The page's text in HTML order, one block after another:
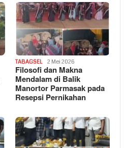
TABAGSEL 2 Mei 2026
Filosofi dan Makna
Mendalam di Balik
Manortor Parmasak pada
Resepsi Pernikahan